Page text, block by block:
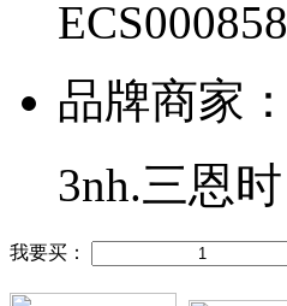
ECS000858
品牌商家：
3nh.三恩时
我要买：